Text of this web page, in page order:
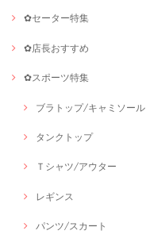
✿セーター特集
✿店長おすすめ
✿スポーツ特集
ブラトップ/キャミソール
タンクトップ
Ｔシャツ/アウター
レギンス
パンツ/スカート